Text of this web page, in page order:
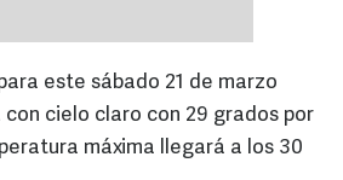
este sábado 21 de marzo
cielo claro con 29 grados por
máxima llegará a los 30